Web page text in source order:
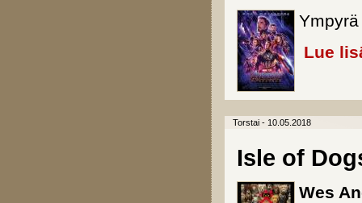
Lue
Torstai - 10.05.2018
Isle of
Wes